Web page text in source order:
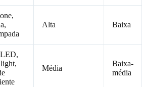
Alta Baixa
Média
Baixa-
média